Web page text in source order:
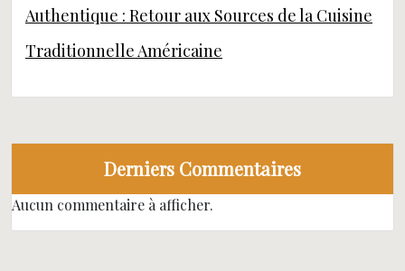
Authentique : Retour aux Sources de la Cuisine
Traditionnelle Américaine
Derniers Commentaires
Aucun commentaire à afficher.